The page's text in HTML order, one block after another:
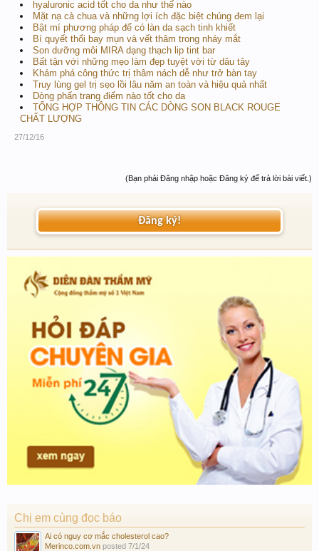
hyaluronic acid tốt cho da như thế nào
Mặt nạ cà chua và những lợi ích đặc biệt chúng đem lại
Bật mí phương pháp để có làn da sạch tinh khiết
Bí quyết thổi bay mụn và vết thâm trong nháy mắt
Son dưỡng môi MIRA dạng thạch lip tint bar
Bất tận với những mẹo làm đẹp tuyệt vời từ dâu tây
Khám phá công thức trị thâm nách dễ như trở bàn tay
Truy lùng gel trị sẹo lồi lâu năm an toàn và hiệu quả nhất
Dòng phấn trang điểm nào tốt cho da
TỔNG HỢP THÔNG TIN CÁC DÒNG SON BLACK ROUGE
CHẤT LƯỢNG
27/12/16
(Bạn phải Đăng nhập hoặc Đăng ký để trả lời bài viết.)
Đăng ký!
Chị em cùng đọc báo
Ai có nguy cơ mắc cholesterol cao?
Merinco.com.vn posted 7/1/24